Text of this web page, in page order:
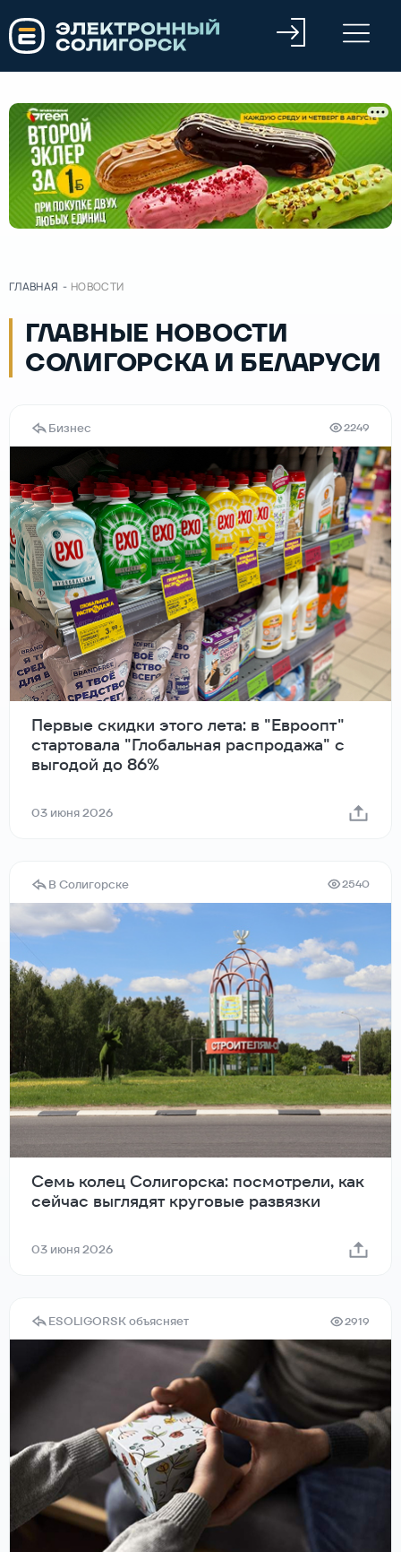
ГЛАВНАЯ - НОВОСТИ
ГЛАВНЫЕ НОВОСТИ
СОЛИГОРСКА И БЕЛАРУСИ
Бизнес 2249
Первые скидки этого лета: в "Евроопт"
стартовала "Глобальная распродажа" с
выгодой до 86%
03 июня 2026
В Солигорске 2540
Семь колец Солигорска: посмотрели, как
сейчас выглядят круговые развязки
03 июня 2026
ESOLIGORSK объясняет 2919